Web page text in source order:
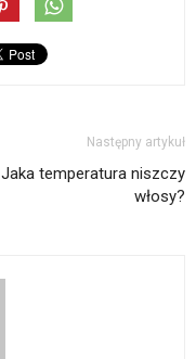
Następny artykuł
Jaka temperatura niszczy
włosy?